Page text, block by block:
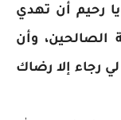
رحيم أن تهدي
الصالحين، وأن
رجاء إلا رضاك